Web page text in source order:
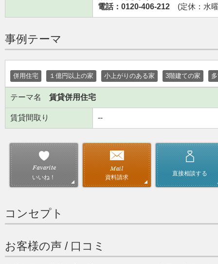
電話：0120-406-212 (定休：水
事例テーマ
併用住宅 １億円以上の家 小上がりのある家 3階建ての家
テーマ名 賃貸併用住宅
賃貸間取り --
いいね！ 資料請求
直接相談する
コンセプト
お客様の声 / 口コミ